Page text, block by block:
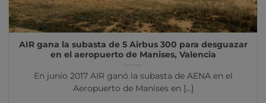
AIR gana la subasta de 5 Airbus 300 para desguazar
en el aeropuerto de Manises, Valencia
En junio 2017 AIR ganó la subasta de AENA en el
Aeropuerto de Manises en [...]